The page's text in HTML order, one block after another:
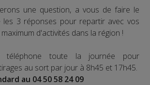
une question, a vous de faire le
3 réponses pour repartir avec vos
d'activités dans la région !
téléphone toute la journée pour
au sort par jour à 8h45 et 17h45.
au 04 50 58 24 09